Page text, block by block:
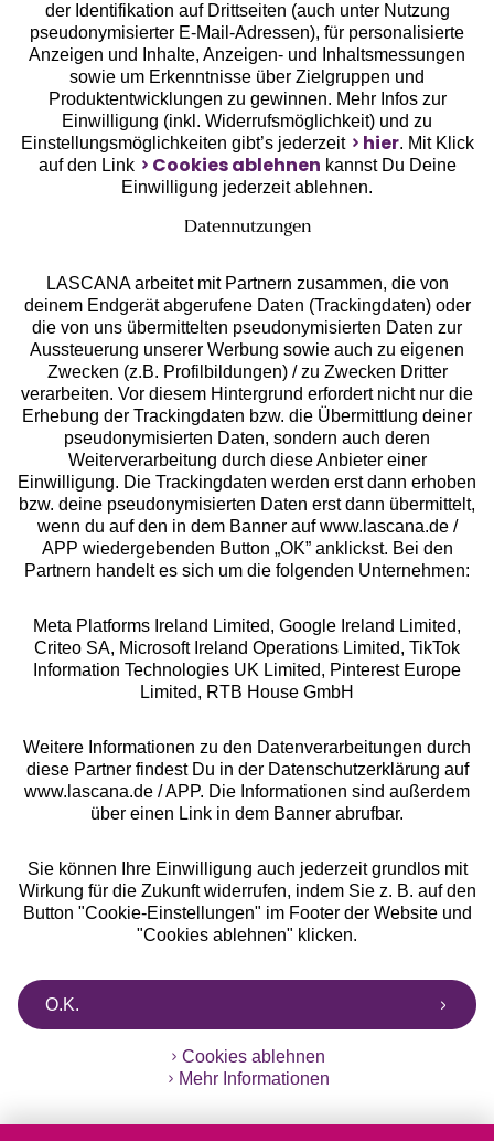
Unsere Apps
Services
Beratung
Über uns
Rechtliches
Alle Preise inkl. MwSt., zzgl.
Versandkosten
** Bonität vorausgesetzt, berechtigt zur Bonitätsprüfung
der Identifikation auf Drittseiten (auch unter Nutzung
pseudonymisierter E-Mail-Adressen), für personalisierte
Anzeigen und Inhalte, Anzeigen- und Inhaltsmessungen
sowie um Erkenntnisse über Zielgruppen und
Produktentwicklungen zu gewinnen. Mehr Infos zur
Einwilligung (inkl. Widerrufsmöglichkeit) und zu
Einstellungsmöglichkeiten gibt’s jederzeit
hier. Mit Klick
auf den Link
Cookies ablehnen kannst Du Deine
Einwilligung jederzeit ablehnen.
Datennutzungen
LASCANA arbeitet mit Partnern zusammen, die von
deinem Endgerät abgerufene Daten (Trackingdaten) oder
die von uns übermittelten pseudonymisierten Daten zur
Aussteuerung unserer Werbung sowie auch zu eigenen
Zwecken (z.B. Profilbildungen) / zu Zwecken Dritter
verarbeiten. Vor diesem Hintergrund erfordert nicht nur die
Erhebung der Trackingdaten bzw. die Übermittlung deiner
pseudonymisierten Daten, sondern auch deren
Weiterverarbeitung durch diese Anbieter einer
Einwilligung. Die Trackingdaten werden erst dann erhoben
bzw. deine pseudonymisierten Daten erst dann übermittelt,
wenn du auf den in dem Banner auf www.lascana.de /
APP wiedergebenden Button „OK” anklickst. Bei den
Partnern handelt es sich um die folgenden Unternehmen:
Meta Platforms Ireland Limited, Google Ireland Limited,
Criteo SA, Microsoft Ireland Operations Limited, TikTok
Information Technologies UK Limited, Pinterest Europe
Limited, RTB House GmbH
Weitere Informationen zu den Datenverarbeitungen durch
diese Partner findest Du in der Datenschutzerklärung auf
www.lascana.de / APP. Die Informationen sind außerdem
über einen Link in dem Banner abrufbar.
Sie können Ihre Einwilligung auch jederzeit grundlos mit
Wirkung für die Zukunft widerrufen, indem Sie z. B. auf den
Button "Cookie-Einstellungen" im Footer der Website und
"Cookies ablehnen" klicken.
O.K.
Cookies ablehnen
Mehr Informationen